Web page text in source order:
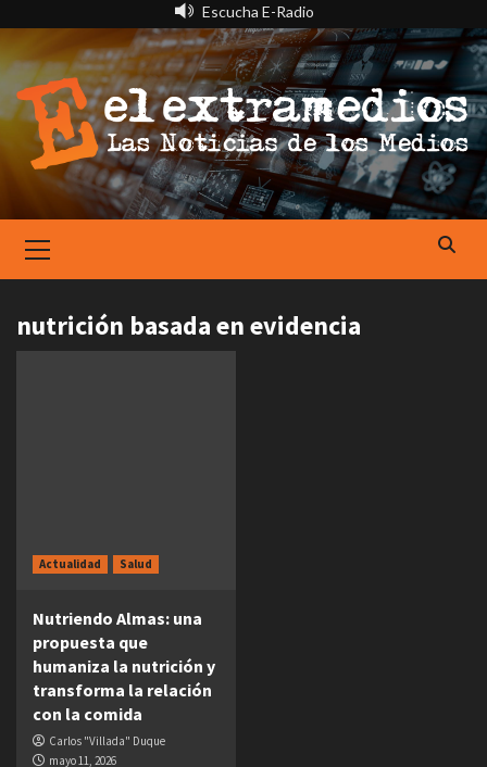
contenido
Escucha E-Radio
Menu
nutrición basada en evidencia
Actualidad Salud
Nutriendo Almas: una
propuesta que
humaniza la nutrición y
transforma la relación
con la comida
Carlos "Villada" Duque
mayo 11, 2026